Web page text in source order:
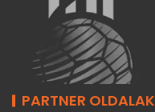
PARTNER OLDALAK